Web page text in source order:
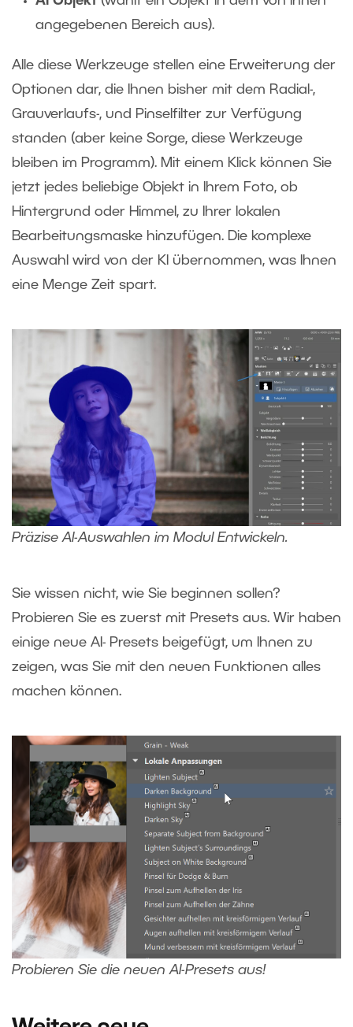
angegebenen Bereich aus).
Alle diese Werkzeuge stellen eine Erweiterung der
Optionen dar, die Ihnen bisher mit dem Radial-,
Grauverlaufs-, und Pinselfilter zur Verfügung
standen (aber keine Sorge, diese Werkzeuge
bleiben im Programm). Mit einem Klick können Sie
jetzt jedes beliebige Objekt in Ihrem Foto, ob
Hintergrund oder Himmel, zu Ihrer lokalen
Bearbeitungsmaske hinzufügen. Die komplexe
Auswahl wird von der KI übernommen, was Ihnen
eine Menge Zeit spart.
Präzise AI-Auswahlen im Modul Entwickeln.
Sie wissen nicht, wie Sie beginnen sollen?
Probieren Sie es zuerst mit Presets aus. Wir haben
einige neue AI- Presets beigefügt, um Ihnen zu
zeigen, was Sie mit den neuen Funktionen alles
machen können.
Probieren Sie die neuen AI-Presets aus!